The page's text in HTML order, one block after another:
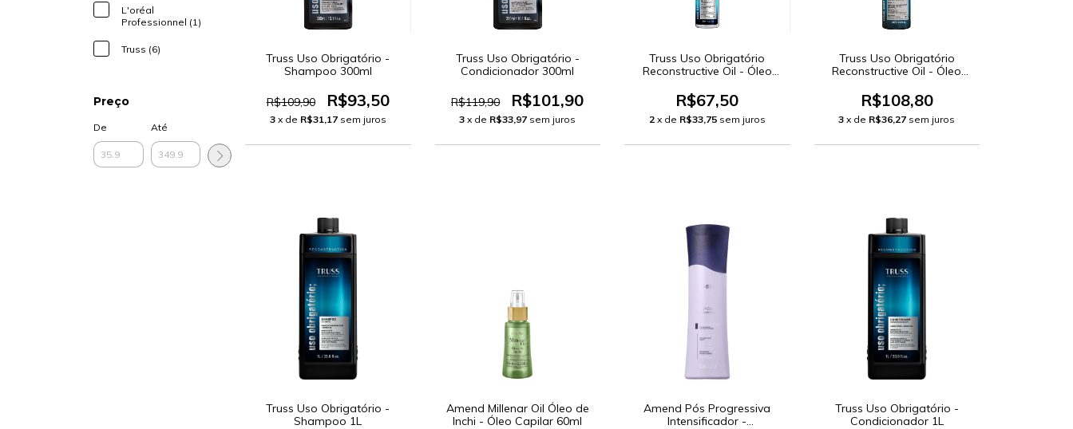
L'oréal
Professionnel (1)
Truss (6)
Preço
De Até
Truss Uso Obrigatório -
Shampoo 300ml
R$109,90 R$93,50
3 x de R$31,17 sem juros
Truss Uso Obrigatório -
Condicionador 300ml
R$119,90 R$101,90
3 x de R$33,97 sem juros
Truss Uso Obrigatório
Reconstructive Oil - Óleo
R$67,50
2 x de R$33,75 sem juros
Truss Uso Obrigatório
Reconstructive Oil - Óleo
R$108,80
3 x de R$36,27 sem juros
Truss Uso Obrigatório -
Shampoo 1L
Amend Millenar Oil Óleo de
Inchi - Óleo Capilar 60ml
Amend Pós Progressiva
Intensificador -
Truss Uso Obrigatório -
Condicionador 1L